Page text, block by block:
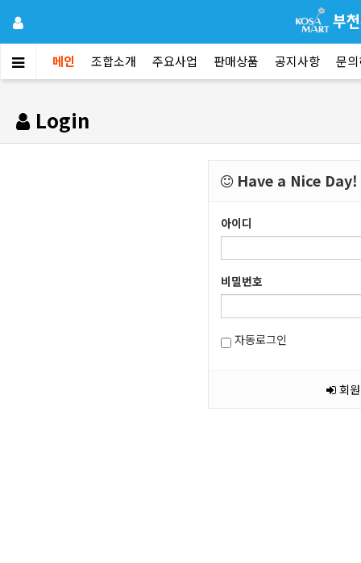
메인 조합소개 주요사업 판매상품 공지사항 문
Login
Have a Nice Day!
아이디
비밀번호
자동로그인
회